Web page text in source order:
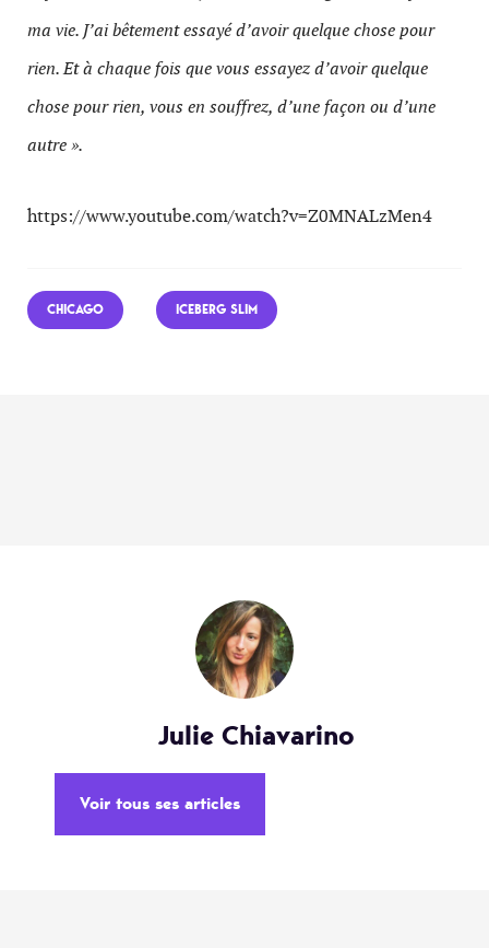
ma vie. J’ai bêtement essayé d’avoir quelque chose pour
rien. Et à chaque fois que vous essayez d’avoir quelque
chose pour rien, vous en souffrez, d’une façon ou d’une
autre ».
https://www.youtube.com/watch?v=Z0MNALzMen4
CHICAGO ICEBERG SLIM
Julie Chiavarino
Voir tous ses articles